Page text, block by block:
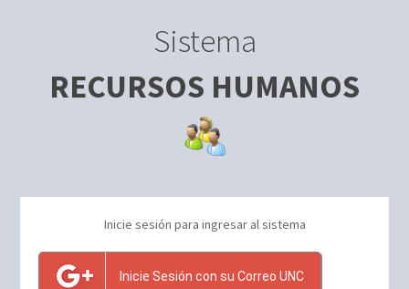
Sistema
RECURSOS HUMANOS
Inicie sesión para ingresar al sistema
Inicie Sesión con su Correo UNC